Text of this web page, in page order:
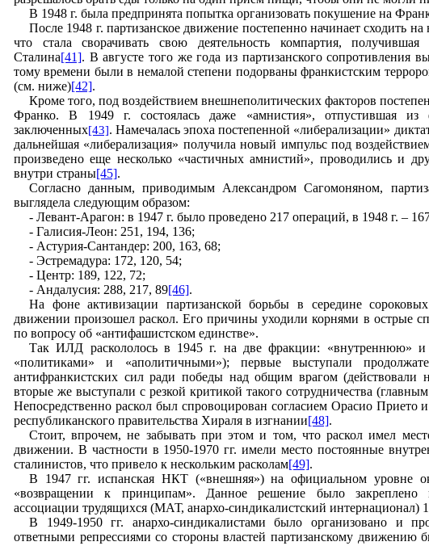
В 1948 г. была предпринята попытка организовать покушение на
После 1948 г. партизанское движение постепенно начинает сходить
что стала сворачивать свою деятельность компартия,
Сталина[41]. В августе того же года из партизанского
тому времени были в немалой степени подорваны франкистским
(см. ниже)[42].
Кроме того, под воздействием внешнеполитических факторов
Франко.В 1949 г. состоялась даже «амнистия», отпустившая
заключенных[43]. Намечалась эпоха постепенной «либерализации»
дальнейшая «либерализация» получила новый импульс под
произведено еще несколько «частичных амнистий», проводились и
внутри страны[45].
Согласно данным, приводимым Александром Сагомоняном,
выглядела следующим образом:
- Левант-Арагон: в 1947 г. было проведено 217 операций, в 1948 г. –
- Галисия-Леон: 251, 194, 136;
- Астурия-Сантандер: 200, 163, 68;
- Эстремадура: 172, 120, 54;
- Центр: 189, 122, 72;
- Андалусия: 288, 217, 89[46].
На фоне активизации партизанской борьбы в середине
движении произошел раскол. Его причины уходили корнями в острые
по вопросу об «антифашистском единстве».
Так ИЛД раскололось в 1945 г. на две фракции: «внутреннюю»
«политиками» и «аполитичными»); первые выступали
антифранкистских сил ради победы над общим врагом (действовали
вторые же выступали с резкой критикой такого сотрудничества
Непосредственно раскол был спровоцирован согласием Орасио Прието
республиканского правительства Хираля в изгнании[48].
Стоит, впрочем, не забывать при этом и том, что раскол имел
движении. В частности в 1950-1970 гг. имели место постоянные
сталинистов, что привело к нескольким расколам[49].
В 1947 гг. испанская НКТ («внешняя») на официальном уровне
«возвращении к принципам». Данное решение было закреплено
ассоциации трудящихся (МАТ, анархо-синдикалистский интернационал)
В 1949-1950 гг. анархо-синдикалистами было организовано и
ответными репрессиями со стороны властей партизанскому движению